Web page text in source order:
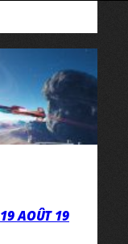
19 AOÛT 19